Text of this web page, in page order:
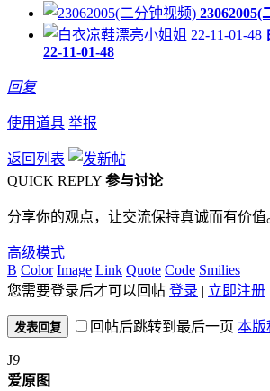
23062005(
22-11-01-48
回复
使用道具 举报
返回列表
QUICK REPLY 参与讨论
分享你的观点，让交流保持真诚而有价值
高级模式
B Color Image Link Quote Code Smilies
您需要登录后才可以回帖 登录 | 立即注册
发表回复 回帖后跳转到最后一页 本版
J9
爱原图